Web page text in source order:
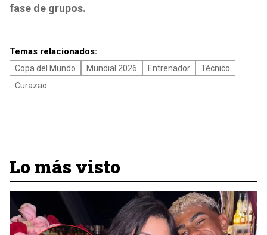
fase de grupos.
Temas relacionados:
Copa del Mundo Mundial 2026 Entrenador
Técnico
Curazao
Lo más visto